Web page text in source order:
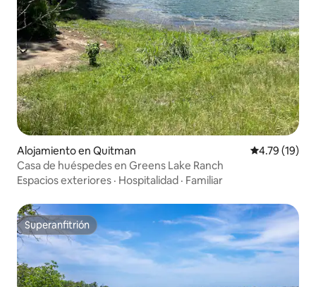
Alojamiento en Quitman Calificación
4.79 (19)
Casa de huéspedes en Greens Lake Ranch
Espacios exteriores · Hospitalidad · Familiar
Superanfitrión
Superanfitrión